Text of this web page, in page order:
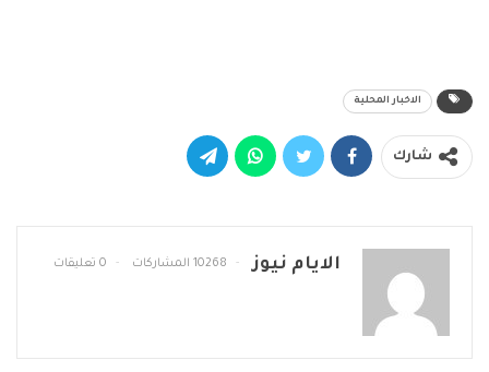
الاخبار المحلية
شارك
الايام نيوز 10268 المشاركات 0 تعليقات